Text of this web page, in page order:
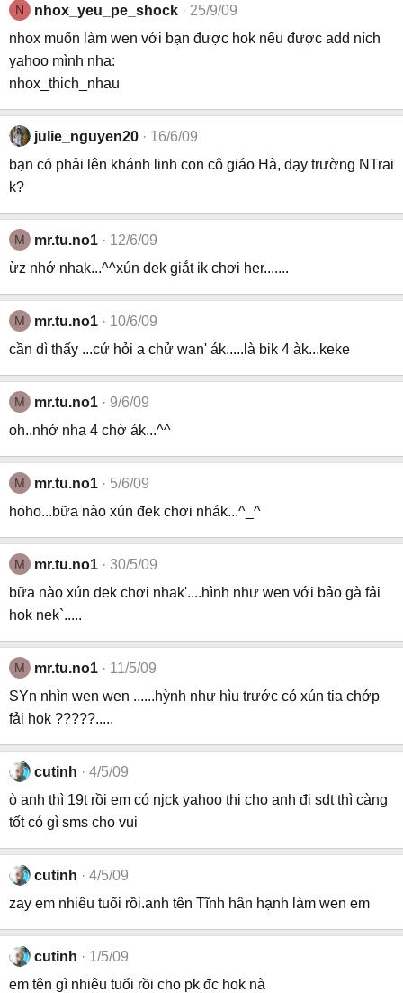
N nhox_yeu_pe_shock
25/9/09
nhox muốn làm wen với bạn được hok nếu được add ních
yahoo mình nha:
nhox_thich_nhau
julie_nguyen20
16/6/09
bạn có phải lên khánh linh con cô giáo Hà, dạy trường NTrai
k?
M mr.tu.no1
12/6/09
ừz nhớ nhak...^^xún dek giắt ik chơi her.......
M mr.tu.no1
10/6/09
cần dì thấy ...cứ hỏi a chử wan' ák.....là bik 4 àk...keke
M mr.tu.no1
9/6/09
oh..nhớ nha 4 chờ ák...^^
M mr.tu.no1
5/6/09
hoho...bữa nào xún đek chơi nhák...^_^
M mr.tu.no1
30/5/09
bữa nào xún dek chơi nhak'....hình như wen với bảo gà fải
hok nek`.....
M mr.tu.no1
11/5/09
SYn nhìn wen wen ......hỳnh như hìu trước có xún tia chớp
fải hok ?????.....
cutinh
4/5/09
ò anh thì 19t rồi em có njck yahoo thi cho anh đi sdt thì càng
tốt có gì sms cho vui
cutinh
4/5/09
zay em nhiêu tuổi rồi.anh tên Tĩnh hân hạnh làm wen em
cutinh
1/5/09
em tên gì nhiêu tuổi rồi cho pk đc hok nà